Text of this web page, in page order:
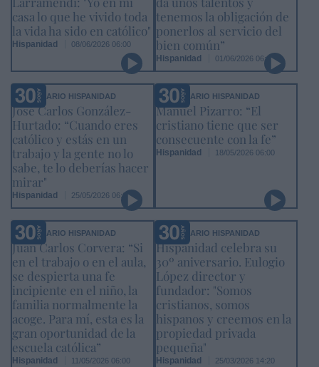
casa lo que he vivido toda
la vida ha sido en católico"
Hispanidad 08/06/2026 06:00
tenemos la obligación de
ponerlos al servicio del
bien común”
Hispanidad 01/06/2026 06:00
ANIVERSARIO HISPANIDAD
José Carlos González-
Hurtado: “Cuando eres
católico y estás en un
trabajo y la gente no lo
sabe, te lo deberías hacer
mirar"
Hispanidad 25/05/2026 06:00
ANIVERSARIO HISPANIDAD
Manuel Pizarro: “El
cristiano tiene que ser
consecuente con la fe”
Hispanidad 18/05/2026 06:00
ANIVERSARIO HISPANIDAD
Juan Carlos Corvera: “Si
en el trabajo o en el aula,
se despierta una fe
incipiente en el niño, la
familia normalmente la
acoge. Para mí, esta es la
gran oportunidad de la
escuela católica”
Hispanidad 11/05/2026 06:00
ANIVERSARIO HISPANIDAD
Hispanidad celebra su
30º aniversario. Eulogio
López director y
fundador: "Somos
cristianos, somos
hispanos y creemos en la
propiedad privada
pequeña"
Hispanidad 25/03/2026 14:20